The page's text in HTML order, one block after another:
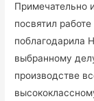
Примечательно
посвятил
поблагодарила
выбранному
производстве